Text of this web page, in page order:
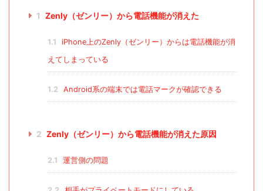
1 Zenly（ゼンリー）から電話機能が消えた
1.1
iPhone上のZenly（ゼンリー）からは電話機能が消
えてしまっている
1.2 Android系の端末では電話マークが確認できる
2 Zenly（ゼンリー）から電話機能が消えた原因
2.1 運営側の問題